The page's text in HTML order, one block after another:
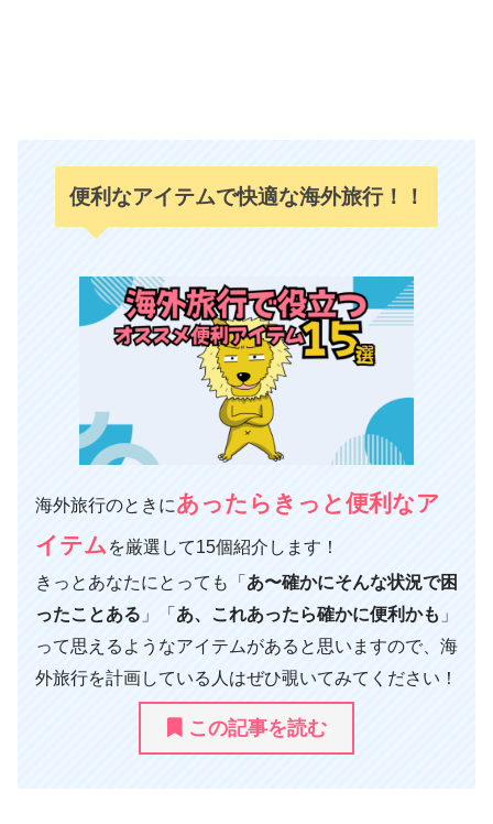
便利なアイテムで快適な海外旅行！！
海外旅行のときにあったらきっと便利なア
イテム を厳選して15個紹介します！
きっとあなたにとっても「 あ〜確かにそんな状況で困
ったことある 」「 あ、これあったら確かに便利かも 」
って思えるようなアイテムがあると思いますので、海
外旅行を計画している人はぜひ覗いてみてください！
この記事を読む